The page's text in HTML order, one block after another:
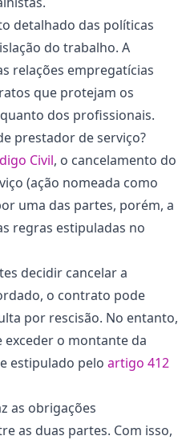
detalhado das políticas
do trabalho. A
relações empregatícias
que protejam os
dos profissionais.
prestador de serviço?
Civil, o cancelamento do
(ação nomeada como
uma das partes, porém, a
regras estipuladas no
decidir cancelar a
o contrato pode
por rescisão. No entanto,
exceder o montante da
estipulado pelo artigo 412
as obrigações
as duas partes. Com isso,